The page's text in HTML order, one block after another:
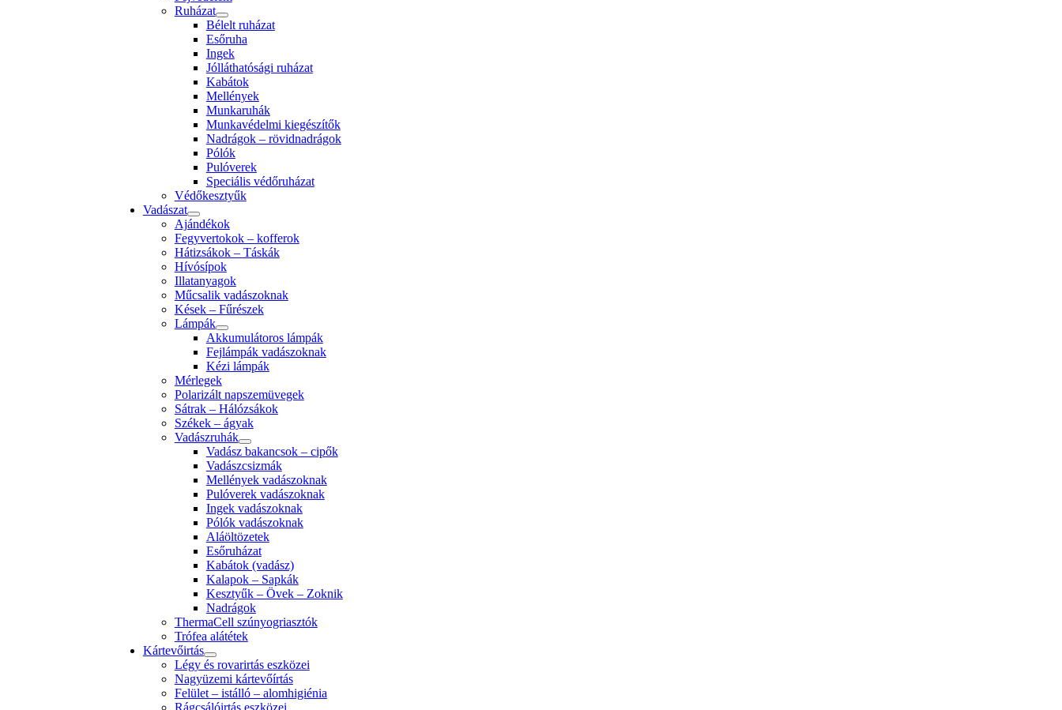
Ruházat
Bélelt ruházat
Esőruha
Ingek
Jólláthatósági ruházat
Kabátok
Mellények
Munkaruhák
Munkavédelmi kiegészítők
Nadrágok – rövidnadrágok
Pólók
Pulóverek
Speciális védőruházat
Védőkesztyűk
Vadászat
Ajándékok
Fegyvertokok – kofferok
Hátizsákok – Táskák
Hívósípok
Illatanyagok
Műcsalik vadászoknak
Kések – Fűrészek
Lámpák
Akkumulátoros lámpák
Fejlámpák vadászoknak
Kézi lámpák
Mérlegek
Polarizált napszemüvegek
Sátrak – Hálózsákok
Székek – ágyak
Vadászruhák
Vadász bakancsok – cipők
Vadászcsizmák
Mellények vadászoknak
Pulóverek vadászoknak
Ingek vadászoknak
Pólók vadászoknak
Aláöltözetek
Esőruházat
Kabátok (vadász)
Kalapok – Sapkák
Kesztyűk – Övek – Zoknik
Nadrágok
ThermaCell szúnyogriasztók
Trófea alátétek
Kártevőirtás
Légy és rovarirtás eszközei
Nagyüzemi kártevőírtás
Felület – istálló – alomhigiénia
Rágcsálóirtás eszközei